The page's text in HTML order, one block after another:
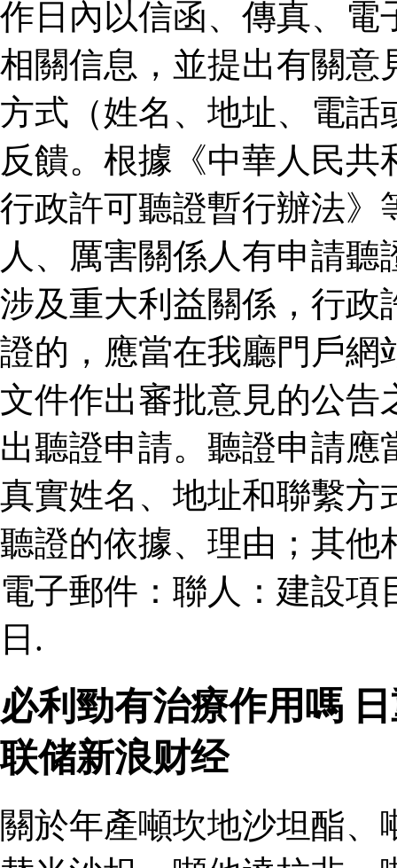
作日內以信函、傳真、電
相關信息，並提出有關意
方式（姓名、地址、電話
反饋。根據《中華人民
行政許可聽證暫行辦法》
人、厲害關係人有申請
涉及重大利益關係，行政
證的，應當在我廳門戶網
文件作出審批意見的公告
出聽證申請。聽證申請
真實姓名、地址和聯繫方
聽證的依據、理由；其他
電子郵件：聯人：建設
日.
必利勁有治療作用嗎
联储新浪财经
關於年產噸坎地沙坦酯